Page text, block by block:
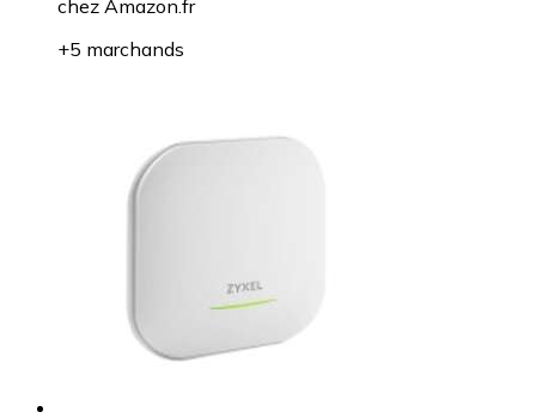
chez Amazon.fr
+5 marchands